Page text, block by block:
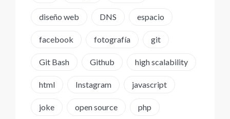
diseño web DNS espacio
facebook fotografía git
Git Bash Github high scalability
html Instagram javascript
joke open source php